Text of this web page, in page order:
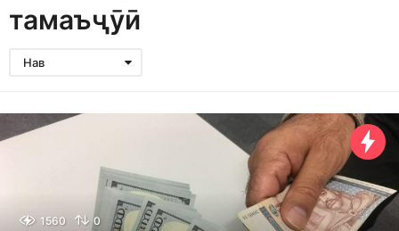
тамаъҷӯӣ
Нав
1560 0